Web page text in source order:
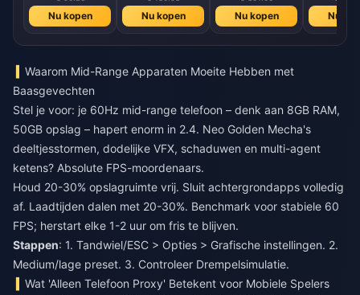
Nu kopen Nu kopen Nu kopen Nu
Waarom Mid-Range Apparaten Moeite Hebben met
Baasgevechten
Stel je voor: je 60Hz mid-range telefoon – denk aan 8GB RAM,
50GB opslag – hapert enorm in 2.4. Neo Golden Mecha's
deeltjesstormen, dodelijke VFX, schaduwen en multi-agent
ketens? Absolute FPS-moordenaars.
Houd 20-30% opslagruimte vrij. Sluit achtergrondapps volledig
af. Laadtijden dalen met 20-30%. Benchmark voor stabiele 60
FPS; herstart elke 1-2 uur om fris te blijven.
Stappen: 1. Tandwiel/ESC > Opties > Grafische instellingen. 2.
Medium/lage preset. 3. Controleer Drempelsimulatie.
Wat 'Alleen Telefoon Proxy' Betekent voor Mobiele Spelers